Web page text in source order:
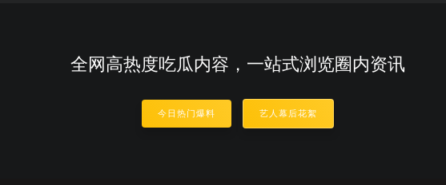
全网高热度吃瓜内容，一站式浏览圈内资讯
今日热门爆料 艺人幕后花絮